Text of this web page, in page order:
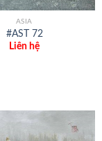
ASIA
#AST 72
Liên hệ